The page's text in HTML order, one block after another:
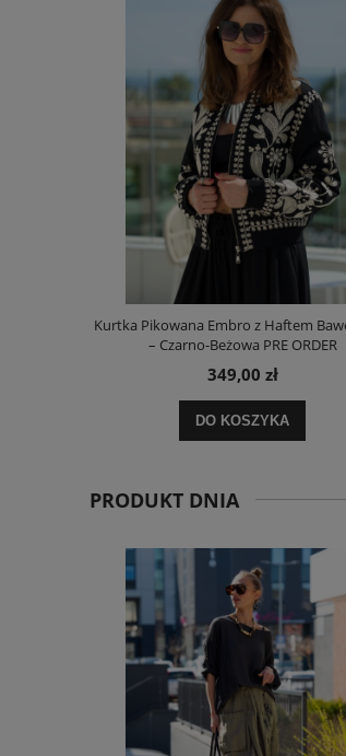
Kurtka Pikowana Embro z Haftem
– Czarno-Beżowa PRE ORDER
349,00 zł
DO KOSZYKA
PRODUKT DNIA